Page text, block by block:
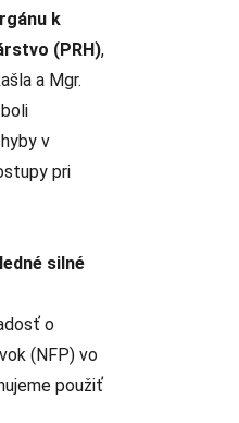
k
(PRH),
a Mgr.
v
pri
silné
o
(NFP) vo
použiť